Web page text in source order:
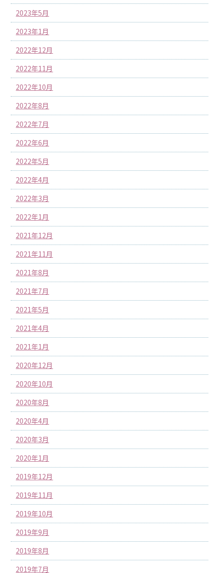
2023年5月
2023年1月
2022年12月
2022年11月
2022年10月
2022年8月
2022年7月
2022年6月
2022年5月
2022年4月
2022年3月
2022年1月
2021年12月
2021年11月
2021年8月
2021年7月
2021年5月
2021年4月
2021年1月
2020年12月
2020年10月
2020年8月
2020年4月
2020年3月
2020年1月
2019年12月
2019年11月
2019年10月
2019年9月
2019年8月
2019年7月